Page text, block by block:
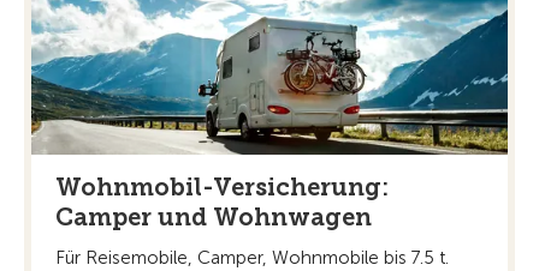
Wohnmobil-Versicherung:
Camper und Wohnwagen
Für Reisemobile, Camper, Wohnmobile bis 7.5 t.